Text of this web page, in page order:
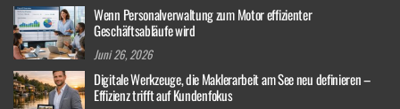
Wenn Personalverwaltung zum Motor effizienter
Geschäftsabläufe wird
Juni 26, 2026
Digitale Werkzeuge, die Maklerarbeit am See neu definieren –
Effizienz trifft auf Kundenfokus